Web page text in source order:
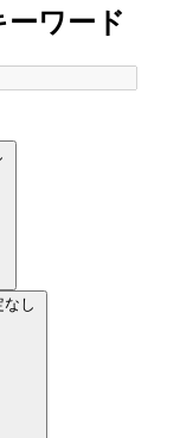
ワード
なし